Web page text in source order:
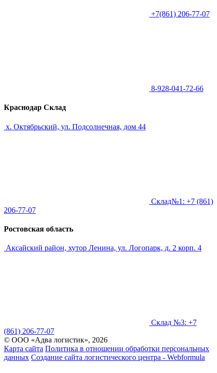
+7(861) 206-77-07
8-928-041-72-66
Краснодар Склад
х. Октябрьский, ул. Подсолнечная, дом 44
Склад№1: +7 (861)
206-77-07
Ростовская область
Аксайский район, хутор Ленина, ул. Логопарк, д. 2 корп. 4
Склад №3: +7
(861) 206-77-07
© ООО «Адва логистик», 2026
Карта сайта Политика в отношении обработки персональных
данных Создание сайта логистического центра - Webformula